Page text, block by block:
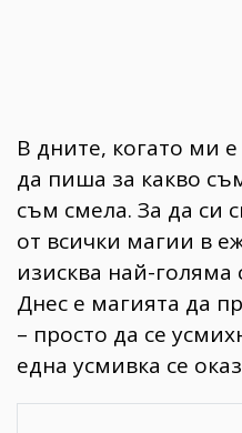
В дните, когато ми
да пиша за какво
съм смела. За да си
от всички магии в
изисква най-голяма
Днес е магията да
– просто да се
една усмивка се